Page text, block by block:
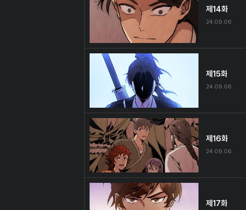
제14화
24.09.06
제15화
24.09.06
제16화
24.09.06
제17화